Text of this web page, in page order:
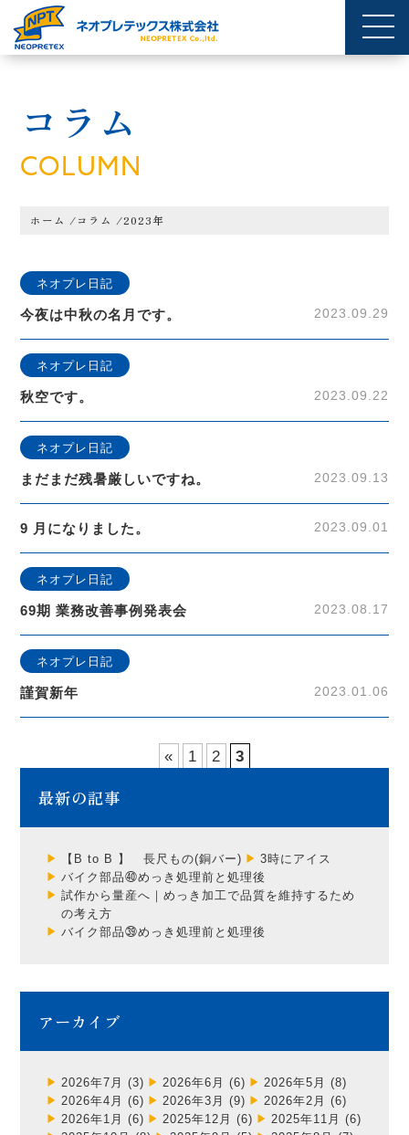
コラム
COLUMN
ホーム /コラム /2023年
ネオプレ日記
今夜は中秋の名月です。 2023.09.29
ネオプレ日記
秋空です。 2023.09.22
ネオプレ日記
まだまだ残暑厳しいですね。 2023.09.13
9 月になりました。 2023.09.01
ネオプレ日記
69期 業務改善事例発表会 2023.08.17
ネオプレ日記
謹賀新年 2023.01.06
« 1 2 3
最新の記事
【B to B 】 長尺もの(銅バー)
3時にアイス
バイク部品㊵めっき処理前と処理後
試作から量産へ｜めっき加工で品質を維持するため
の考え方
バイク部品㊴めっき処理前と処理後
アーカイブ
2026年7月 (3) 2026年6月 (6) 2026年5月
(8)
2026年4月
(6) 2026年3月 (9) 2026年2月
(6)
2026年1月
(6) 2025年12月 (6) 2025年11月
(6)